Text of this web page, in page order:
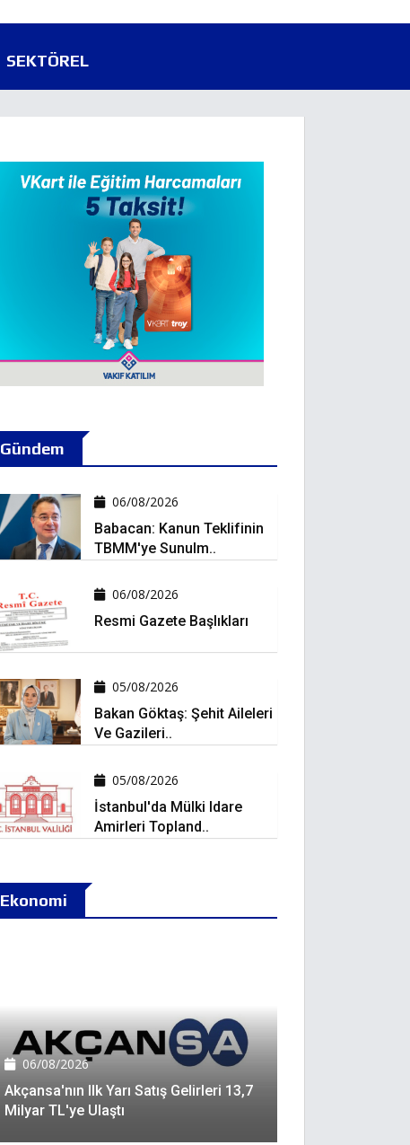
SEKTÖREL
Gündem
06/08/2026
Babacan: Kanun Teklifinin
TBMM'ye Sunulm..
06/08/2026
Resmi Gazete Başlıkları
05/08/2026
Bakan Göktaş: Şehit Aileleri
Ve Gazileri..
05/08/2026
İstanbul'da Mülki Idare
Amirleri Topland..
Ekonomi
06/08/2026
Akçansa'nın Ilk Yarı Satış Gelirleri 13,7
Milyar TL'ye Ulaştı